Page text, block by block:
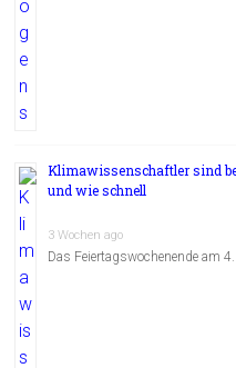
Klimawissenschaftler sind
und wie schnell
3 Wochen ago
Das Feiertagswochenende am